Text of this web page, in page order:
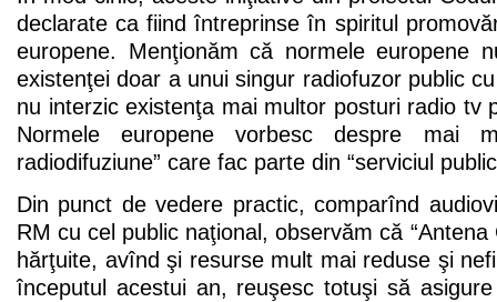
declarate ca fiind întreprinse în spiritul
europene. Menţionăm că normele europene
existenţei doar a unui singur radiofuzor public
nu interzic existenţa mai multor posturi radio tv
Normele europene vorbesc despre mai
radiodifuziune” care fac parte din “serviciul
Din punct de vedere practic, comparînd
RM cu cel public naţional, observăm că “Antena
hărţuite, avînd şi resurse mult mai reduse şi
începutul acestui an, reuşesc totuşi să